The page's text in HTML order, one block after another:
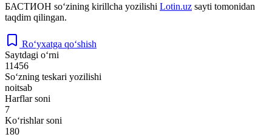
БАСТИОН so‘zining kirillcha yozilishi Lotin.uz sayti tomonidan
taqdim qilingan.
Ro‘yxatga qo‘shish
Saytdagi o‘rni
11456
So‘zning teskari yozilishi
noitsab
Harflar soni
7
Ko‘rishlar soni
180